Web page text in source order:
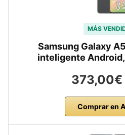
MÁS
Samsung Galaxy
inteligente
373,00€
Comprar en